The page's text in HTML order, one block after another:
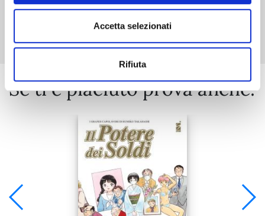
Accetta selezionati
Rifiuta
Se ti è piaciuto prova anche: